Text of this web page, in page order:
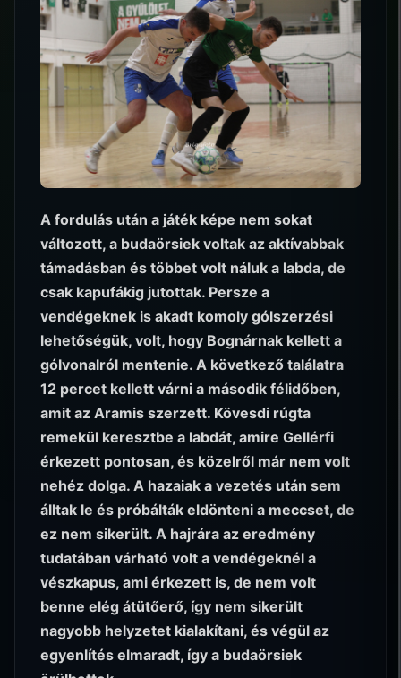
A fordulás után a játék képe nem sokat
változott, a budaörsiek voltak az aktívabbak
támadásban és többet volt náluk a labda, de
csak kapufákig jutottak. Persze a
vendégeknek is akadt komoly gólszerzési
lehetőségük, volt, hogy Bognárnak kellett a
gólvonalról mentenie. A következő találatra
12 percet kellett várni a második félidőben,
amit az Aramis szerzett. Kövesdi rúgta
remekül keresztbe a labdát, amire Gellérfi
érkezett pontosan, és közelről már nem volt
nehéz dolga. A hazaiak a vezetés után sem
álltak le és próbálták eldönteni a meccset, de
ez nem sikerült. A hajrára az eredmény
tudatában várható volt a vendégeknél a
vészkapus, ami érkezett is, de nem volt
benne elég átütőerő, így nem sikerült
nagyobb helyzetet kialakítani, és végül az
egyenlítés elmaradt, így a budaörsiek